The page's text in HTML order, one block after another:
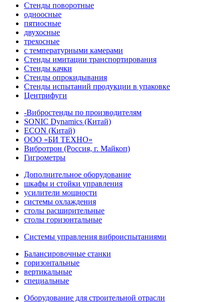
Стенды поворотные
одноосные
пятиосные
двухосные
трехосные
с температурными камерами
Стенды имитации транспортирования
Стенды качки
Стенды опрокидывания
Стенды испытаний продукции в упаковке
Центрифуги
-Вибростенды по производителям
SONIC Dynamics (Китай)
ECON (Китай)
ООО «БИ ТЕХНО»
Вибротрон (Россия, г. Майкоп)
Гигрометры
Дополнительное оборудование
шкафы и стойки управления
усилители мощности
системы охлаждения
столы расширительные
столы горизонтальные
Системы управления виброиспытаниями
Балансировочные станки
горизонтальные
вертикальные
специальные
Оборудование для строительной отрасли